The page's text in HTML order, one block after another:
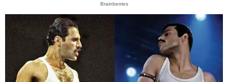
Brainberries